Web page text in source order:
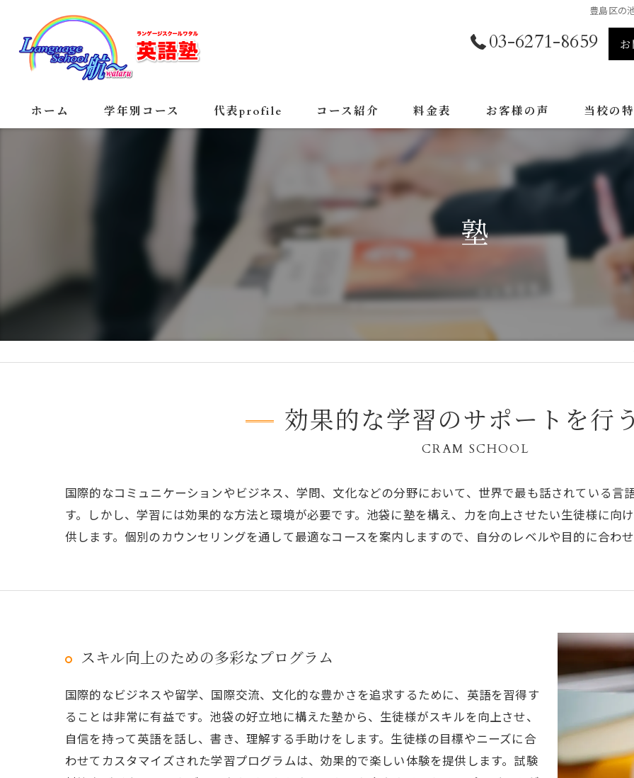
豊島区の
03-6271-8659
ホーム 学年別コース 代表profile コース紹介
資格取得コース
料金表 お客様の声 当校の
塾
英検
TOEIC
TOEFL
塾
効果的な学習のサポートを行
CRAM SCHOOL
国際的なコミュニケーションやビジネス、学問、文化などの分野において、世界で最も話されている言
す。しかし、学習には効果的な方法と環境が必要です。池袋に塾を構え、力を向上させたい生徒様に向
供します。個別のカウンセリングを通して最適なコースを案内しますので、自分のレベルや目的に合わ
スキル向上のための多彩なプログラム
国際的なビジネスや留学、国際交流、文化的な豊かさを追求するために、英語を習得す
ることは非常に有益です。池袋の好立地に構えた塾から、生徒様がスキルを向上させ、
自信を持って英語を話し、書き、理解する手助けをします。生徒様の目標やニーズに合
わせてカスタマイズされた学習プログラムは、効果的で楽しい体験を提供します。試験